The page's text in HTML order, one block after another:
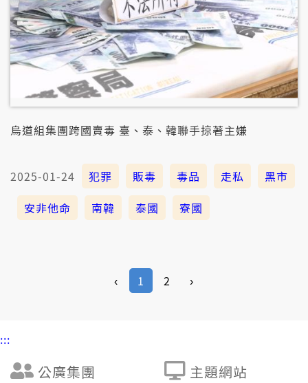
烏道組集團跨國賣毒 臺、泰、韓聯手掠著主嫌
2025-01-24 犯罪 販毒 毒品 走私
黑市
安非他命
南韓 泰國 寮國
‹ 1 2 ›
:::
公廣集團 主題網站